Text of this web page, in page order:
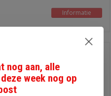
Informatie
A
nog aan, alle
week nog op